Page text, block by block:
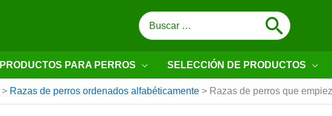
Buscar
por:
PRODUCTOS PARA PERROS SELECCIÓN DE PRODUCTOS
> Razas de perros ordenados alfabéticamente > Razas de perros que